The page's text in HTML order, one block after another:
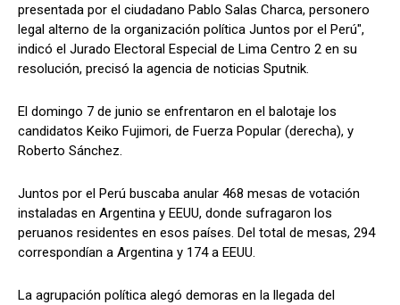
presentada por el ciudadano Pablo Salas Charca, personero
legal alterno de la organización política Juntos por el Perú",
indicó el Jurado Electoral Especial de Lima Centro 2 en su
resolución, precisó la agencia de noticias Sputnik.
El domingo 7 de junio se enfrentaron en el balotaje los
candidatos Keiko Fujimori, de Fuerza Popular (derecha), y
Roberto Sánchez.
Juntos por el Perú buscaba anular 468 mesas de votación
instaladas en Argentina y EEUU, donde sufragaron los
peruanos residentes en esos países. Del total de mesas, 294
correspondían a Argentina y 174 a EEUU.
La agrupación política alegó demoras en la llegada del